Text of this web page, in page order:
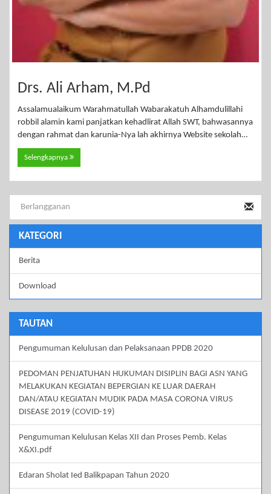
Drs. Ali Arham, M.Pd
Assalamualaikum Warahmatullah Wabarakatuh Alhamdulillahi
robbil alamin kami panjatkan kehadlirat Allah SWT, bahwasannya
dengan rahmat dan karunia-Nya lah akhirnya Website sekolah…
Selengkapnya
KATEGORI
Berita
Download
TAUTAN
Pengumuman Kelulusan dan Pelaksanaan PPDB 2020
PEDOMAN PENJATUHAN HUKUMAN DISIPLIN BAGI ASN YANG
MELAKUKAN KEGIATAN BEPERGIAN KE LUAR DAERAH
DAN/ATAU KEGIATAN MUDIK PADA MASA CORONA VIRUS
DISEASE 2019 (COVID-19)
Pengumuman Kelulusan Kelas XII dan Proses Pemb. Kelas
X&XI.pdf
Edaran Sholat Ied Balikpapan Tahun 2020